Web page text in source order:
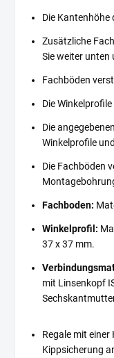
Die
Zusätzliche
Sie weiter unten
Fachböden
Die
Die
Winkelprofile
Die Fachböden
Fachboden:
Winkelprofil:
37 x 37 mm.
mit Linsenkopf
Regale mit
Kippsicherung